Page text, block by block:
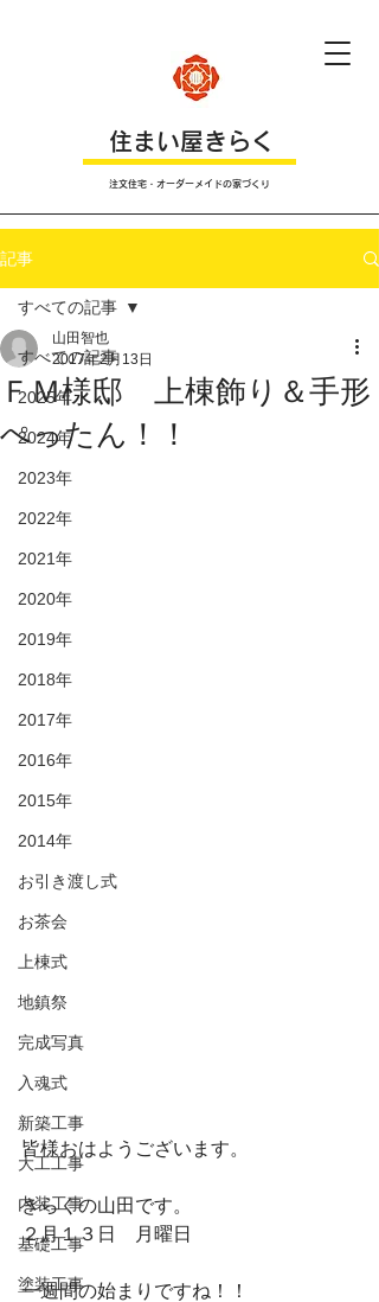
​住まい屋きらく
注文住宅・オーダーメイドの家づくり
記事
すべての記事
2025年
2024年
2023年
2022年
2021年
2020年
2019年
2018年
2017年
2016年
2015年
2014年
お引き渡し式
お茶会
上棟式
地鎮祭
完成写真
入魂式
新築工事
大工工事
内装工事
基礎工事
塗装工事
すべての記事
ＦＭ様邸 上棟飾り＆手形
ぺったん！！
山田智也
2017年2月13日
皆様おはようございます。
きらくの山田です。
２月１３日　月曜日
一週間の始まりですね！！